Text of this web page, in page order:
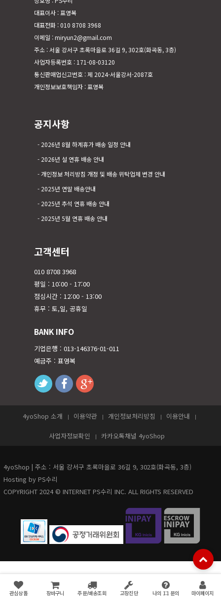
대표이사 : 표영복
대표전화 : 010 8708 3968
이메일 : miryun2@gmail.com
주소 : 서울 강서구 초록마을로 36길 9, 302호(화곡동, 3층)
사업자등록번호 : 171-08-03120
통신판매업신고번호 : 제 2024-서울강서-2087호
개인정보보호책임자 : 표영복
공지사항
2026년 8월 하계휴가 배송 일정 안내
2026년 설 연휴 배송 안내
개인정보 처리방침 개정 및 배송 위탁업체 변경 안내
2025년 연말 배송안내
2025년 추석 연휴 배송 안내
2025년 5월 연휴 배송 안내
고객센터
010 8708 3968
평일 : 10:00 - 17:00
점심시간 : 12:00 - 13:00
휴무 : 토,일, 공휴일
BANK INFO
기업은행 : 013-146376-01-011
예금주 : 표영복
twitterfacebook
4yoShop 소개 이용약관 개인정보처리방침 이용안내
사업자정보확인 카카오톡채널 4yoShop
4yoShop | 주소 : 서울 강서구 초록마을로 36길 9, 302호(화곡동, 3층)
Hosting by PS수리
COPYRIGHT 2024 © INTERNET PS수리 INC. ALL RIGHTS RESERVED
관심상품 장바구니 주문/배송조회 고장진단 나의 1:1 문의 마이페이지